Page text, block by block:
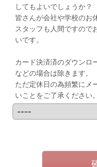
してもよいでしょうか？
皆さんが会社や学校のお
スタッフも人間ですので
いです。
カード決済済のダウンロ
などの場合は除きます。
ただ定休日の為頻繁にメ
いことをご了承ください。